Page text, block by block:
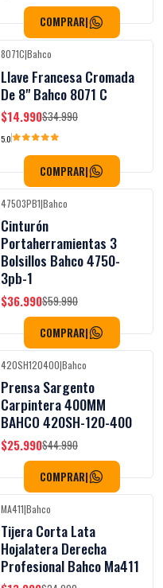
COMPRAR|
-57%OFF
8071C|Bahco
Llave Francesa Cromada
De 8" Bahco 8071 C
$14.990$34.990
5.0
COMPRAR|
-38%OFF
47503PB1|Bahco
Cinturón
Portaherramientas 3
Bolsillos Bahco 4750-
3pb-1
$36.990$59.990
COMPRAR|
-42%OFF
420SH120400|Bahco
Prensa Sargento
Carpintera 400MM
BAHCO 420SH-120-400
$25.990$44.990
COMPRAR|
-44%OFF
MA411|Bahco
Tijera Corta Lata
Hojalatera Derecha
Profesional Bahco Ma411